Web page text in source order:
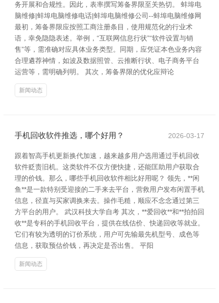
务开展和合规性。因此，表率撰写筹备界限至关热切。 蚌埠电
脑维修|蚌埠电脑维修电话|蚌埠电脑维修公司--蚌埠电脑维修网
最初，筹备界限应按照工商注册条目，使用规范化的行业术
语，幸免隐隐表述。举例，“互联网信息行状”“软件设置与销
售”等，需准确对应具体业务类型。同期，应凭证本色业务内容
合理遴荐神情，如波及数据照管、云推断行状、电子商务平台
运营等，需明确列明。 其次，筹备界限的优化应辩论
新闻动态
手机回收软件推选，哪个好用？ 2026-03-17
跟着智高手机更新换代加速，越来越多用户选用通过手机回收
软件贬责旧机。这类软件不仅方便快捷，还能匡助用户获取合
理的价钱。那么，哪些手机回收软件相比好用呢？ 领先，**闲
鱼**是一款特别受迎接的二手来去平台，营救用户发布闲置手机
信息，径直与买家调换来去。操作毛糙，顺应不念念通过第三
方平台的用户。 武汉科技大学自考 其次，**爱回收**和**拍拍回
收**是专科的手机回收平台，提供在线估价、快递回收等就业。
它们有较为透明的订价系统，用户可先输最先机型号、成色等
信息，获取预估价钱，再决定是否出售。 平阳
新闻动态